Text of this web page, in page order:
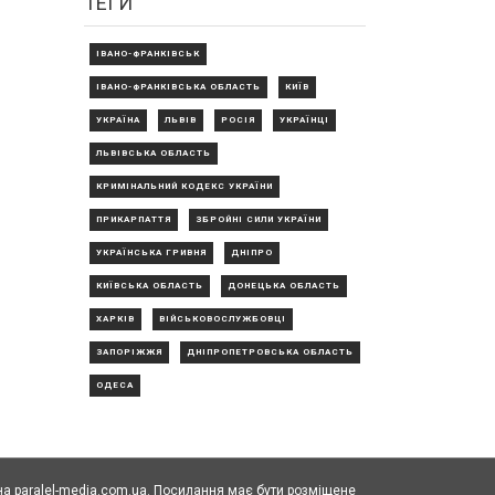
ІВАНО-ФРАНКІВСЬК
ІВАНО-ФРАНКІВСЬКА ОБЛАСТЬ КИЇВ
УКРАЇНА ЛЬВІВ РОСІЯ УКРАЇНЦІ
ЛЬВІВСЬКА ОБЛАСТЬ
КРИМІНАЛЬНИЙ КОДЕКС УКРАЇНИ
ПРИКАРПАТТЯ ЗБРОЙНІ СИЛИ УКРАЇНИ
УКРАЇНСЬКА ГРИВНЯ ДНІПРО
КИЇВСЬКА ОБЛАСТЬ ДОНЕЦЬКА ОБЛАСТЬ
ХАРКІВ ВІЙСЬКОВОСЛУЖБОВЦІ
ЗАПОРІЖЖЯ ДНІПРОПЕТРОВСЬКА ОБЛАСТЬ
ОДЕСА
paralel-media.com.ua. Посилання має бути розміщене